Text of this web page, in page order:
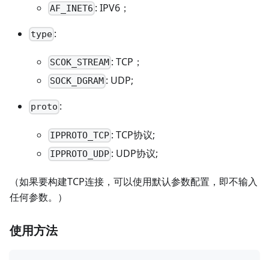
AF_INET6 : IPV6；
type :
SCOK_STREAM : TCP；
SOCK_DGRAM : UDP;
proto :
IPPROTO_TCP : TCP协议;
IPPROTO_UDP : UDP协议;
（如果要构建TCP连接，可以使用默认参数配置，即不输入
任何参数。）
使用方法